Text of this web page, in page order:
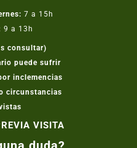
7 a 15h
9 a 13h
consultar)
puede sufrir
inclemencias
circunstancias
VISITA